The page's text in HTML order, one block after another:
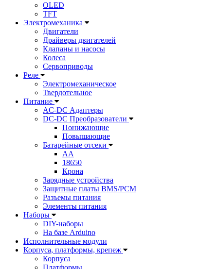
OLED
TFT
Электромеханика
Двигатели
Драйверы двигателей
Клапаны и насосы
Колеса
Сервоприводы
Реле
Электромеханическое
Твердотельное
Питание
AC-DC Адаптеры
DC-DC Преобразователи
Понижающие
Повышающие
Батарейные отсеки
AA
18650
Крона
Зарядные устройства
Защитные платы BMS/PCM
Разъемы питания
Элементы питания
Наборы
DIY-наборы
На базе Arduino
Исполнительные модули
Корпуса, платформы, крепеж
Корпуса